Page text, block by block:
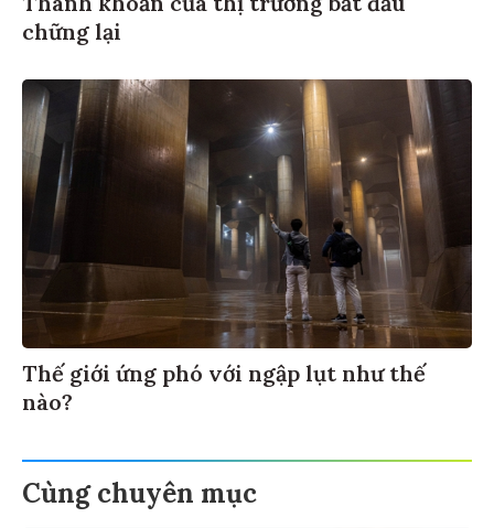
chững lại
Thế giới ứng phó với ngập lụt như thế
nào?
Cùng chuyên mục